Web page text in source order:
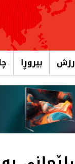
بیروڕا